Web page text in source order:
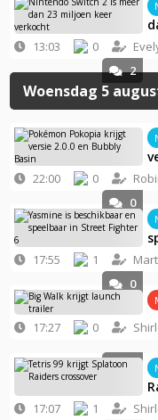
2
13:03 0
Woensdag 5
0
22:00 0
0
17:55 1
17:27 0
17:07 1